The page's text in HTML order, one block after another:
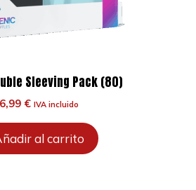
Sleeving Pack (80)
6,99 € IVA incluido
al carrito